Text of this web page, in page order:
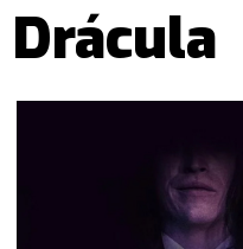
Drácula